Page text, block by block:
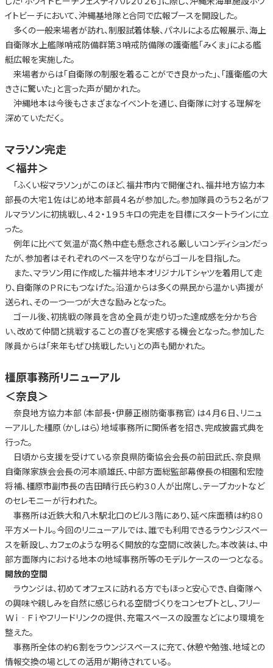
イトビーチにおいて、沖縄基地隊と合同で広報ブースを開設した。
多くの一般来場者が訪れ、制服試着体験、パネルによる広報展示、海上
自衛隊水上艦隊哨戒防備群第３哨戒防備隊の護衛艦「みくま」による艦
艇広報を実施した。
来場者からは「自衛隊の制服を着ることができ良かった」、「護衛艦の大
きさに驚いた」と言った声が聞かれた。
沖縄地本は今後もさまざまなイベントを通じ、自衛隊に対する理解を
深めていただく。
マラソン完走
＜福井＞
「ふくい桜マラソン」がこのほど、福井市内で開催され、福井地方協力本
部長の大宅１佐はじめ地本部員４名が参加した。参加隊員のうち２名がフ
ルマラソンに初挑戦し、４２・１９５キロの完走を目標にスタートラインに立
った。
例年に比べて気温が高く熱中症も懸念される厳しいコンディションだっ
たが、参加者はそれぞれのペースを守りながらゴールを目指した。
また、マラソン用に作成した福井地本オリジナルＴシャツを着用して走
り、自衛隊のＰＲにもつなげた。沿道からは多くの県民から温かい声援が
送られ、その一つ一つが大きな励みとなった。
ゴール後、初挑戦の隊員を含め全員が走り切った達成感を分かち合
い、改めて仲間と挑戦することの喜びを実感する機会となった。参加した
隊員からは「来年もぜひ挑戦したい」との声も聞かれた。
橿原事務所リニューアル
＜奈良＞
奈良地方協力本部（本部長・伊藤正樹防衛事務官）は４月６日、リニュ
ーアルした橿原（かしはら）地域事務所に関係者を招き、完成披露式典を
行った。
日頃から支援を受けている奈良県防衛協会会長の前田武氏、奈良県
自衛隊家族会会長の河本順雄氏、中部方面総監部幕僚長の相園和宏陸
将補、橿原市副市長の吉田晴行氏ら約３０人が出席し、テープカットなど
のセレモニーが行われた。
事務所は近鉄大和八木駅北口のビル３階にあり、延べ床面積は約８０
平方メートル。今回のリニューアルでは、誰でも利用できるラウンジスペー
スを新設し、カフェのような明るく開放的な空間に改装した。本改装は、中
部方面隊内における地本の地域事務所等のモデルケースの一つとなる。
開放的空間
ラウンジは、初めてオフェスに訪れる方でもほっと安心でき、自衛隊へ
の興味や親しみを自然に感じられる空間づくりをコンセプトとし、フリー
Ｗｉ‐Ｆｉやフリードリンクの提供、充電スペースの設置などにより環境を
整えた。
事務所全体の約６割をラウンジスペースに充て、休憩や勉強、地域との
情報交換の場としての活用が期待されている。